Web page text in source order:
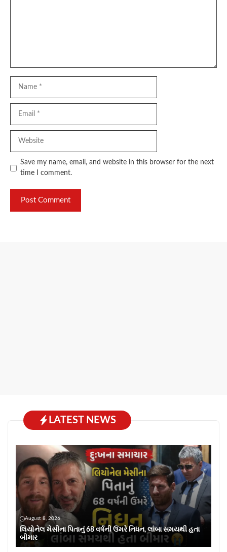
Save my name, email, and website in this browser for the next
time I comment.
LATEST NEWS
August 8, 2026
લિયોનેલ મેસીના પિતાનું 68 વર્ષની ઉંમરે નિધન, લાંબા સમયથી હતા
બીમાર